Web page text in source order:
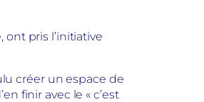
pris l’initiative
créer un espace de
finir avec le « c’est